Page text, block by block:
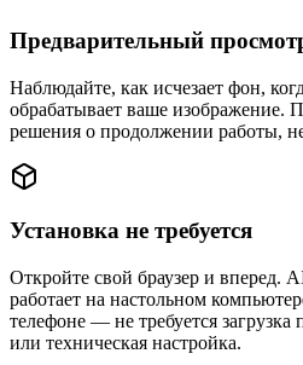
Предварительный
Наблюдайте, как исчезает фон,
обрабатывает ваше изображение.
решения о продолжении работы,
Установка не требуется
Откройте свой браузер и вперед.
работает на настольном
телефоне — не требуется
или техническая настройка.